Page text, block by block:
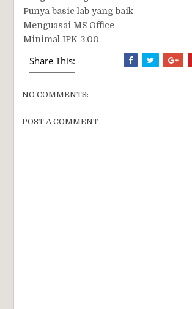
Punya basic lab yang baik
Menguasai MS Office
Minimal IPK 3.00
Share This:
NO COMMENTS:
POST A COMMENT